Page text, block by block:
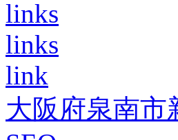
links
links
link
大阪府泉南市